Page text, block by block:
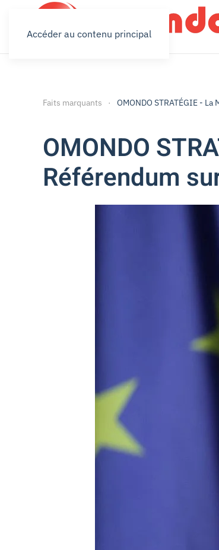
Accéder au contenu principal
Faits marquants OMONDO STRATÉGIE -
OMONDO
Référendum